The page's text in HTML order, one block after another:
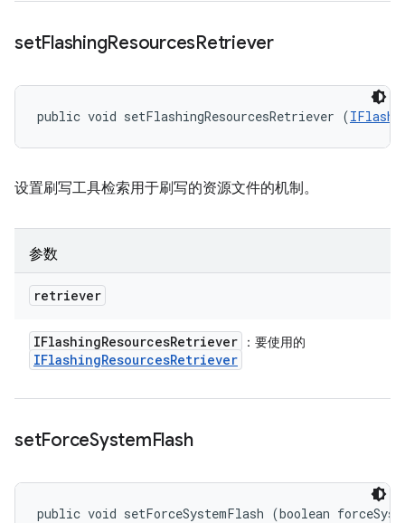
setFlashingResourcesRetriever
public void setFlashingResourcesRetriever (
设置刷写工具检索用于刷写的资源文件的机制。
参数
retriever
IFlashingResourcesRetriever ：要使用的
IFlashingResourcesRetriever
setForceSystemFlash
public void setForceSystemFlash (boolean